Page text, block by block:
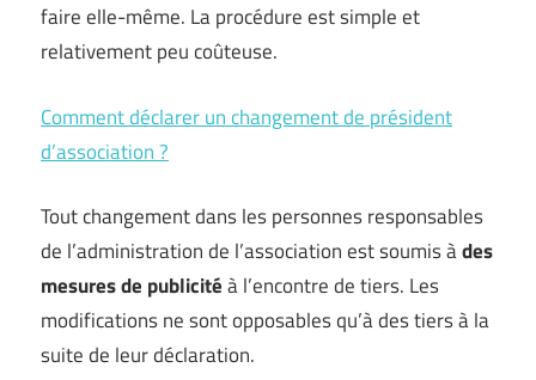
faire elle-même. La procédure est simple et
relativement peu coûteuse.
Comment déclarer un changement de président
d’association ?
Tout changement dans les personnes responsables
de l’administration de l’association est soumis àdes
mesures de publicitéà l’encontre de tiers. Les
modifications ne sont opposables qu’à des tiers à la
suite de leur déclaration.